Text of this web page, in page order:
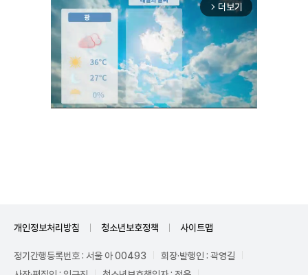
arrow_forward_ios 더보기
개인정보처리방침 청소년보호정책 사이트맵
정기간행등록번호 : 서울 아 00493
회장·발행인 : 곽영길